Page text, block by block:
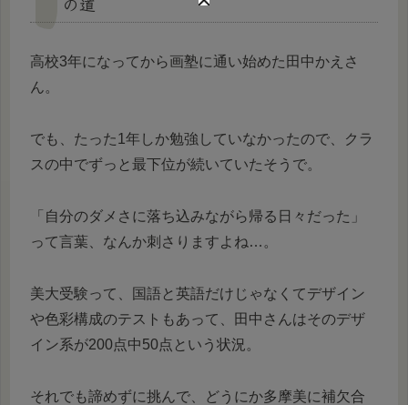
高校3年になってから画塾に通い始めた田中かえさ
ん。
でも、たった1年しか勉強していなかったので、クラ
スの中でずっと最下位が続いていたそうで。
「自分のダメさに落ち込みながら帰る日々だった」
って言葉、なんか刺さりますよね…。
美大受験って、国語と英語だけじゃなくてデザイン
や色彩構成のテストもあって、田中さんはそのデザ
イン系が200点中50点という状況。
それでも諦めずに挑んで、どうにか多摩美に補欠合